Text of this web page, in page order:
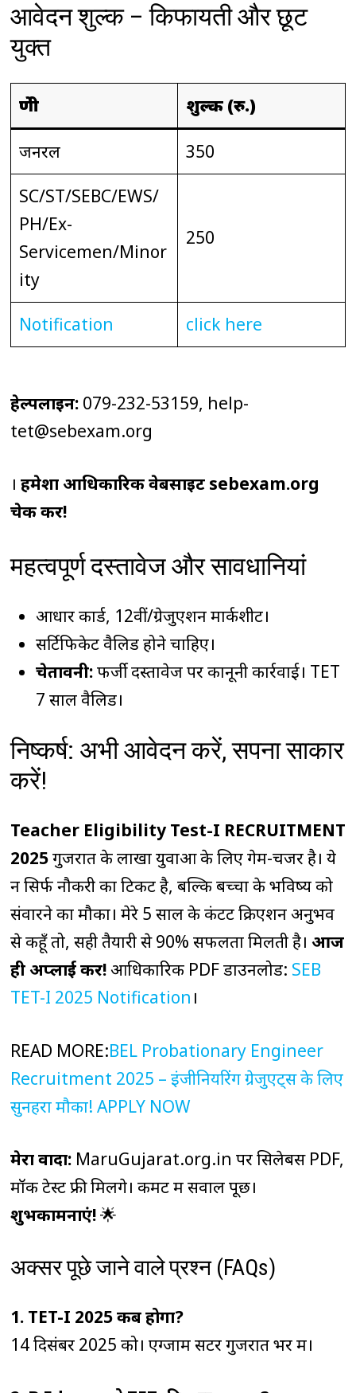
आवेदन शुल्क – किफायती और छूट
युक्त
श्रेणी शुल्क (रु.)
जनरल
350
SC/ST/SEBC/EWS/
PH/Ex-
Servicemen/Minor
ity
250
Notification click here
हेल्पलाइन:079-232-53159, help-
tet@sebexam.org
। हमेशा आधिकारिक वेबसाइट sebexam.org
चेक करें!
महत्वपूर्ण दस्तावेज और सावधानियां
आधार कार्ड, 12वीं/ग्रेजुएशन मार्कशीट।
सर्टिफिकेट वैलिड होने चाहिए।
चेतावनी:फर्जी दस्तावेज पर कानूनी कार्रवाई। TET
7 साल वैलिड।
निष्कर्ष: अभी आवेदन करें, सपना साकार
करें!
Teacher Eligibility Test-I RECRUITMENT
2025गुजरात के लाखों युवाओं के लिए गेम-चेंजर है। ये
न सिर्फ नौकरी का टिकट है, बल्कि बच्चों के भविष्य को
संवारने का मौका। मेरे 5 साल के कंटेंट क्रिएशन अनुभव
से कहूँ तो, सही तैयारी से 90% सफलता मिलती है। आज
ही अप्लाई करें!आधिकारिक PDF डाउनलोड: SEB
TET-I 2025 Notification ।
READ MORE:BEL Probationary Engineer
Recruitment 2025 – इंजीनियरिंग ग्रेजुएट्स के लिए
सुनहरा मौका! APPLY NOW
मेरा वादा:MaruGujarat.org.in पर सिलेबस PDF,
मॉक टेस्ट फ्री मिलेंगे। कमेंट में सवाल पूछें।
शुभकामनाएं!🌟
अक्सर पूछे जाने वाले प्रश्न (FAQs)
1. TET-I 2025 कब होगा?
14 दिसंबर 2025 को। एग्जाम सेंटर गुजरात भर में।